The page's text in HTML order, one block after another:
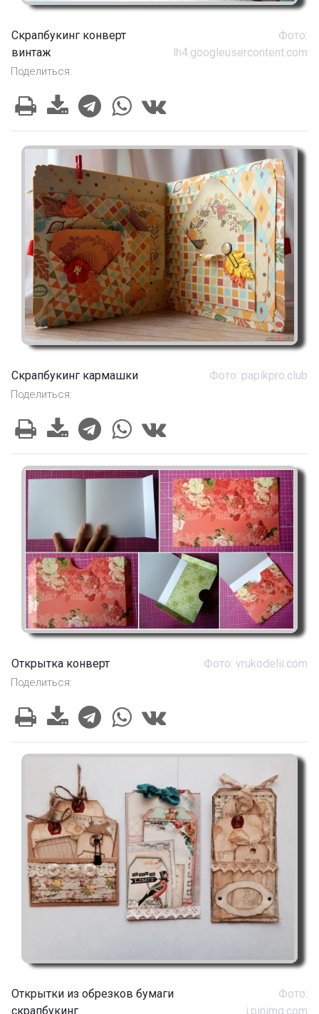
Скрапбукинг конверт
винтаж
Фото:
lh4.googleusercontent.com
Поделиться:
Скрапбукинг кармашки Фото: papikpro.club
Поделиться:
Открытка конверт Фото: vrukodelii.com
Поделиться:
Открытки из обрезков бумаги
скрапбукинг
Фото:
i.pinimg.com